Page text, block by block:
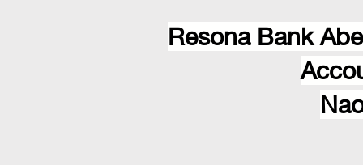
Resona Bank